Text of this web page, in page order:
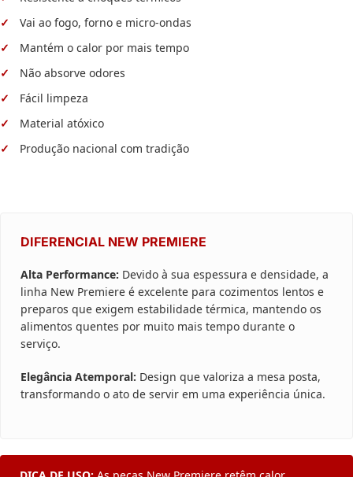
Vai ao fogo, forno e micro-ondas
Mantém o calor por mais tempo
Não absorve odores
Fácil limpeza
Material atóxico
Produção nacional com tradição
DIFERENCIAL NEW PREMIERE
Alta Performance: Devido à sua espessura e densidade, a
linha New Premiere é excelente para cozimentos lentos e
preparos que exigem estabilidade térmica, mantendo os
alimentos quentes por muito mais tempo durante o
serviço.
Elegância Atemporal: Design que valoriza a mesa posta,
transformando o ato de servir em uma experiência única.